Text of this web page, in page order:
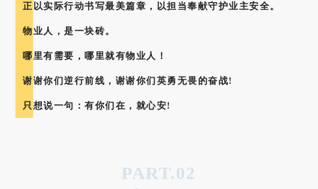
正以实际行动书写最美篇章，以担当奉献守护业主安全。
物业人，是一块砖。
哪里有需要，哪里就有物业人！
谢谢你们逆行前线，谢谢你们英勇无畏的奋战!
只想说一句：有你们在，就心安!
PART.02